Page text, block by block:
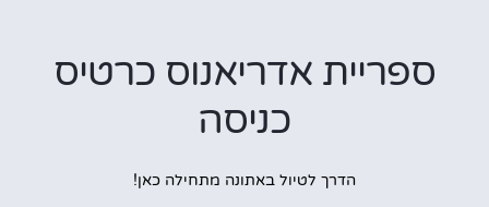
אדריאנוס כרטיס
כניסה
הדרך לטיול באתונה מתחילה כאן!